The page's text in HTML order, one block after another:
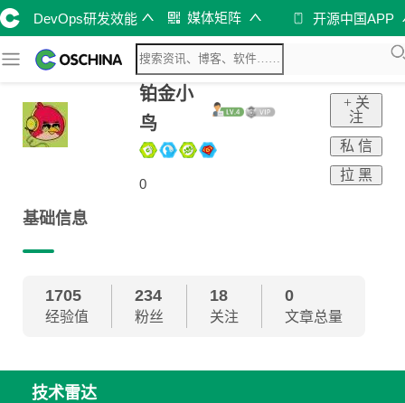
DevOps研发效能 媒体矩阵 开源中国APP
铂金小
鸟
0
+ 关
注
私 信
拉 黑
基础信息
1705
经验值
234
粉丝
18
关注
0
文章总量
技术雷达